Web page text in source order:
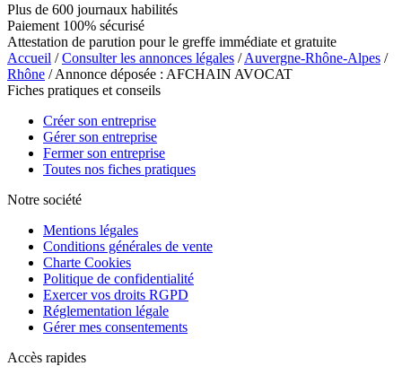
Plus de 600 journaux habilités
Paiement 100% sécurisé
Attestation de parution pour le greffe immédiate et gratuite
Accueil /Consulter les annonces légales /Auvergne-Rhône-Alpes /
Rhône / Annonce déposée : AFCHAIN AVOCAT
Fiches pratiques et conseils
Créer son entreprise
Gérer son entreprise
Fermer son entreprise
Toutes nos fiches pratiques
Notre société
Mentions légales
Conditions générales de vente
Charte Cookies
Politique de confidentialité
Exercer vos droits RGPD
Réglementation légale
Gérer mes consentements
Accès rapides